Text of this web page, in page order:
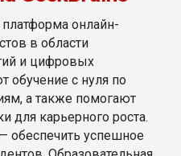
онлайн-
в области
и цифровых
обучение с нуля по
а также помогают
для карьерного роста.
обеспечить успешное